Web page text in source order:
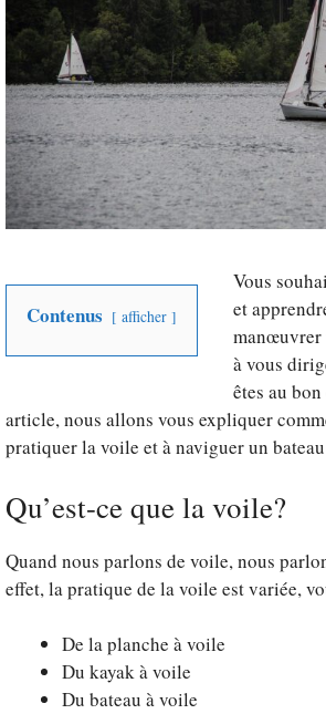
Contenus afficher
Vous
et
manœuvrer
à vous
êtes au
article, nous allons vous expliquer
pratiquer la voile et à naviguer un
Qu’est-ce que la voile?
Quand nous parlons de voile, nous
effet, la pratique de la voile est variée,
De la planche à voile
Du kayak à voile
Du bateau à voile